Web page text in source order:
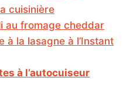
cuisinière
au fromage cheddar
à la lasagne à l’Instant
à l’autocuiseur